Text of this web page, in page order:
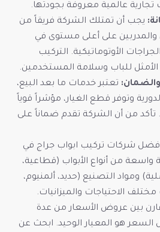
عالمية معروفة بجودتها.
يجب أن تمتلك الشركة فريقاً من
على أعلى مستوى في
الأوتوماتيكية. التركيب
للباب وسلامة المستخدمين.
تعتبر خدمات ما بعد البيع،
وتوفر قطع الغيار، مؤشراً قوياً
تأكد من أن الشركة تقدم ضماناً على
شركات تركيب ابواب جراج في
واسعة من أنواع الأبواب (قطاعية،
ومواد التصنيع (حديد، ألمنيوم،
الاحتياجات والميزانيات.
بين عروض الأسعار من عدة
السعر هو المعيار الوحيد. ابحث عن